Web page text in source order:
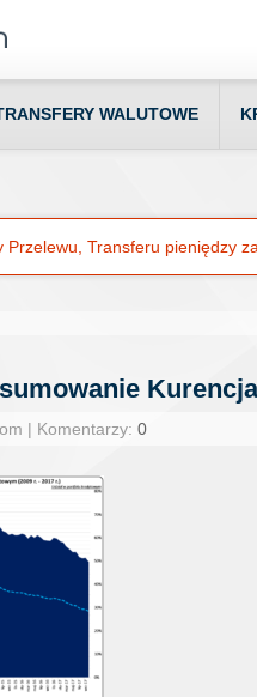
WALUTOWE
Przelewu, Transferu pieniędzy
| Komentarzy: 0